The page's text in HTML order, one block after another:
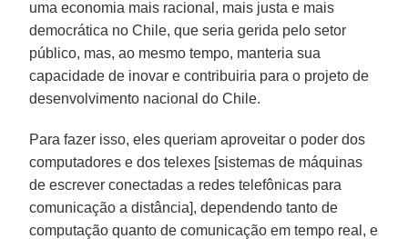
uma economia mais racional, mais justa e mais
democrática no Chile, que seria gerida pelo setor
público, mas, ao mesmo tempo, manteria sua
capacidade de inovar e contribuiria para o projeto de
desenvolvimento nacional do Chile.
Para fazer isso, eles queriam aproveitar o poder dos
computadores e dos telexes [sistemas de máquinas
de escrever conectadas a redes telefônicas para
comunicação a distância], dependendo tanto de
computação quanto de comunicação em tempo real, e